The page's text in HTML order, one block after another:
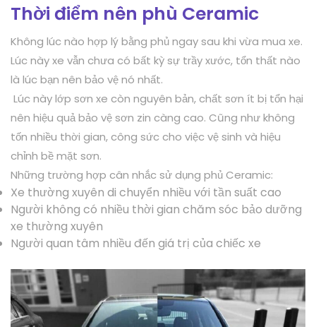
Thời điểm nên phù Ceramic
Không lúc nào hợp lý bằng phủ ngay sau khi vừa mua xe.
Lúc này xe vẫn chưa có bất kỳ sự trầy xước, tổn thất nào
là lúc bạn nên bảo vệ nó nhất.
Lúc này lớp sơn xe còn nguyên bản, chất sơn ít bị tổn hại
nên hiệu quả bảo vệ sơn zin càng cao. Cũng như không
tốn nhiều thời gian, công sức cho việc vệ sinh và hiệu
chỉnh bề mặt sơn.
Những trường hợp cân nhắc sử dụng phủ Ceramic:
Xe thường xuyên di chuyển nhiều với tần suất cao
Người không có nhiều thời gian chăm sóc bảo dưỡng
xe thường xuyên
Người quan tâm nhiều đến giá trị của chiếc xe